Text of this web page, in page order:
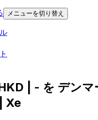
メニューを切り替え
| - を デンマ
Xe